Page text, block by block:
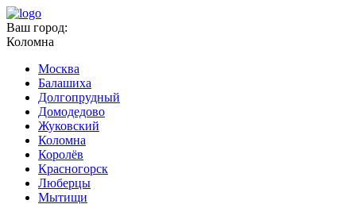
Ваш город:
Коломна
Москва
Балашиха
Долгопрудный
Домодедово
Жуковский
Коломна
Королёв
Красногорск
Люберцы
Мытищи